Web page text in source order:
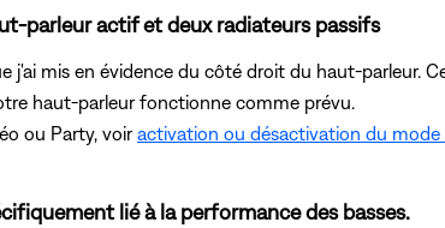
parleur actif et deux radiateurs passifs
j'ai mis en évidence du côté droit du haut-
haut-parleur fonctionne comme prévu.
ou Party, voiractivation ou désactivation du mode
lié à la performance des basses.